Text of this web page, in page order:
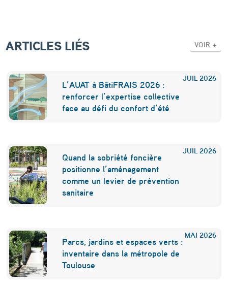
ARTICLES LIÉS VOIR +
JUIL 2026
L’AUAT à BâtiFRAIS 2026 :
renforcer l’expertise collective
face au défi du confort d’été
JUIL 2026
Quand la sobriété foncière
positionne l’aménagement
comme un levier de prévention
sanitaire
MAI 2026
Parcs, jardins et espaces verts :
inventaire dans la métropole de
Toulouse